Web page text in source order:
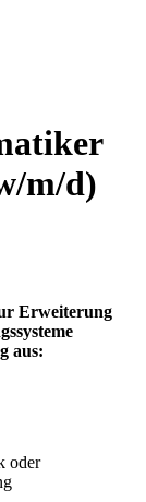
m/d)
Erweiterung
aus:
oder